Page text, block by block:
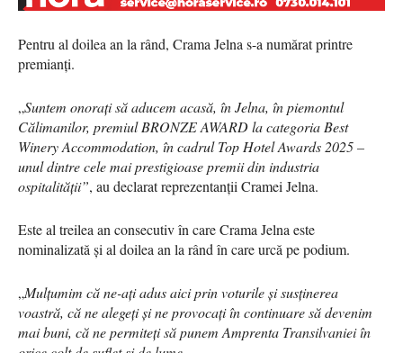
Pentru al doilea an la rând, Crama Jelna s-a numărat printre
premianți.
„Suntem onorați să aducem acasă, în Jelna, în piemontul
Călimanilor, premiul BRONZE AWARD la categoria Best
Winery Accommodation, în cadrul Top Hotel Awards 2025 –
unul dintre cele mai prestigioase premii din industria
ospitalității”, au declarat reprezentanții Cramei Jelna.
Este al treilea an consecutiv în care Crama Jelna este
nominalizată și al doilea an la rând în care urcă pe podium.
„Mulțumim că ne-ați adus aici prin voturile și susținerea
voastră, că ne alegeți și ne provocați în continuare să devenim
mai buni, că ne permiteți să punem Amprenta Transilvaniei în